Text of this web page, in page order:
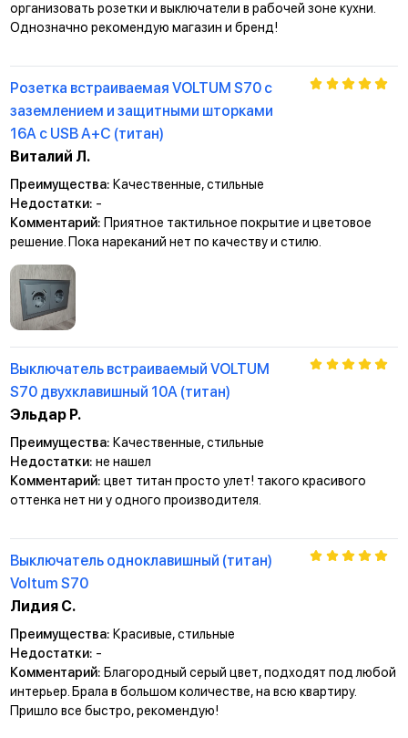
организовать розетки и выключатели в рабочей зоне кухни.
Однозначно рекомендую магазин и бренд!
Розетка встраиваемая VOLTUM S70 с
заземлением и защитными шторками
16А с USB А+С (титан)
Виталий Л.
Преимущества: Качественные, стильные
Недостатки: -
Комментарий: Приятное тактильное покрытие и цветовое
решение. Пока нареканий нет по качеству и стилю.
Выключатель встраиваемый VOLTUM
S70 двухклавишный 10А (титан)
Эльдар Р.
Преимущества: Качественные, стильные
Недостатки: не нашел
Комментарий: цвет титан просто улет! такого красивого
оттенка нет ни у одного производителя.
Выключатель одноклавишный (титан)
Voltum S70
Лидия С.
Преимущества: Красивые, стильные
Недостатки: -
Комментарий: Благородный серый цвет, подходят под любой
интерьер. Брала в большом количестве, на всю квартиру.
Пришло все быстро, рекомендую!